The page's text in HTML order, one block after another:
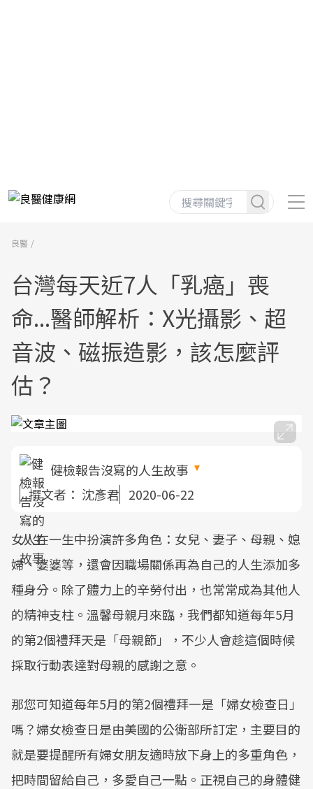
良醫
台灣每天近7人「乳癌」喪
命...醫師解析：X光攝影、超
音波、磁振造影，該怎麼評
估？
健檢報告沒寫的人生故事
撰文者： 沈彥君 2020-06-22
女人在一生中扮演許多角色：女兒、妻子、母親、媳
婦、婆婆等，還會因職場關係再為自己的人生添加多
種身分。除了體力上的辛勞付出，也常常成為其他人
的精神支柱。溫馨母親月來臨，我們都知道每年5月
的第2個禮拜天是「母親節」，不少人會趁這個時候
採取行動表達對母親的感謝之意。
那您可知道每年5月的第2個禮拜一是「婦女檢查日」
嗎？婦女檢查日是由美國的公衛部所訂定，主要目的
就是要提醒所有婦女朋友適時放下身上的多重角色，
把時間留給自己，多愛自己一點。正視自己的身體健